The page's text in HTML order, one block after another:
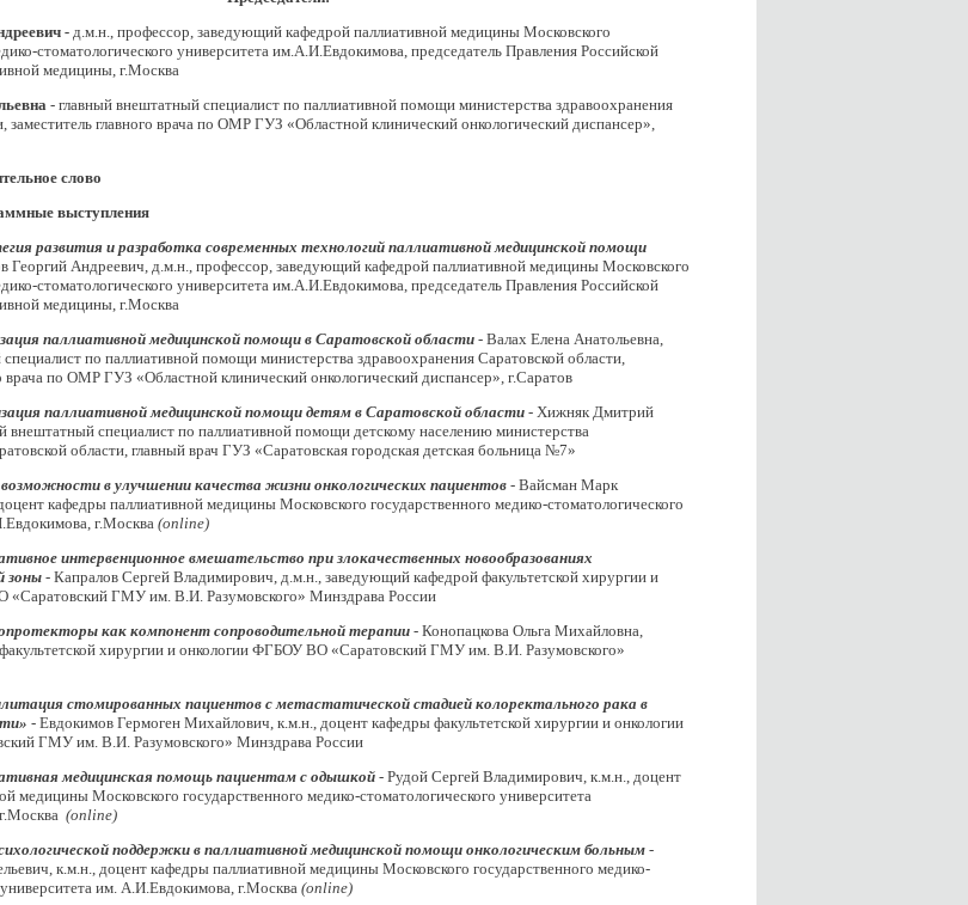
- д.м.н., профессор, заведующий кафедрой паллиативной медицины Московского
стоматологического университета им.А.И.Евдокимова, председатель Правления Российской
медицины, г.Москва
- главный внештатный специалист по паллиативной помощи министерства здравоохранения
заместитель главного врача по ОМР ГУЗ «Областной клинический онкологический диспансер»,
слово
выступления
развития и разработка современных технологий паллиативной медицинской помощи
Георгий Андреевич, д.м.н., профессор, заведующий кафедрой паллиативной медицины Московского
стоматологического университета им.А.И.Евдокимова, председатель Правления Российской
медицины, г.Москва
паллиативной медицинской помощи в Саратовской области- Валах Елена Анатольевна,
по паллиативной помощи министерства здравоохранения Саратовской области,
врача по ОМР ГУЗ «Областной клинический онкологический диспансер», г.Саратов
паллиативной медицинской помощи детям в Саратовской области- Хижняк Дмитрий
внештатный специалист по паллиативной помощи детскому населению министерства
области, главный врач ГУЗ «Саратовская городская детская больница №7»
в улучшении качества жизни онкологических пациентов - Вайсман Марк
кафедры паллиативной медицины Московского государственного медико-стоматологического
г.Москва (online)
интервенционное вмешательство при злокачественных новообразованиях
зоны - Капралов Сергей Владимирович, д.м.н., заведующий кафедрой факультетской хирургии и
«Саратовский ГМУ им. В.И. Разумовского» Минздрава России
как компонент сопроводительной терапии - Конопацкова Ольга Михайловна,
хирургии и онкологии ФГБОУ ВО «Саратовский ГМУ им. В.И. Разумовского»
стомированных пациентов с метастатической стадией колоректального рака в
- Евдокимов Гермоген Михайлович, к.м.н., доцент кафедры факультетской хирургии и онкологии
ГМУ им. В.И. Разумовского» Минздрава России
медицинская помощь пациентам с одышкой - Рудой Сергей Владимирович, к.м.н., доцент
медицины Московского государственного медико-стоматологического университета
(online)
поддержки в паллиативной медицинской помощи онкологическим больным -
к.м.н., доцент кафедры паллиативной медицины Московского государственного медико-
им. А.И.Евдокимова, г.Москва (online)